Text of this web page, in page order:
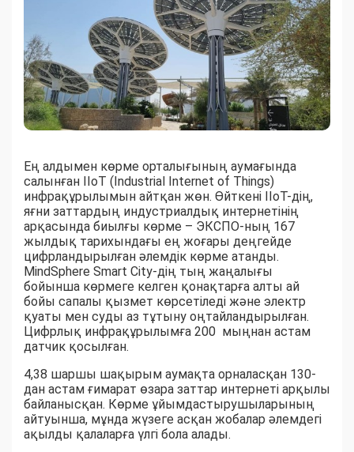
Ең алдымен көрме орталығының аумағында
салынған IIoT (Industrial Internet of Things)
инфрақұрылымын айтқан жөн. Өйткені IІoT-дің,
яғни заттардың индустриалдық интернетінің
арқасында биылғы көрме – ЭКСПО-ның 167
жылдық тарихындағы ең жоғары деңгейде
цифрландырылған әлемдік көрме атанды.
MindSphere Smart City-дің тың жаңалығы
бойынша көрмеге келген қонақтарға алты ай
бойы сапалы қызмет көрсетіледі және электр
қуаты мен суды аз тұтыну оңтайландырылған.
Цифрлық инфрақұрылымға 200 мыңнан астам
датчик қосылған.
4,38 шаршы шақырым аумақта орналасқан 130-
дан астам ғимарат өзара заттар интернеті арқылы
байланысқан. Көрме ұйымдастырушыларының
айтуынша, мұнда жүзеге асқан жобалар әлемдегі
ақылды қалаларға үлгі бола алады.